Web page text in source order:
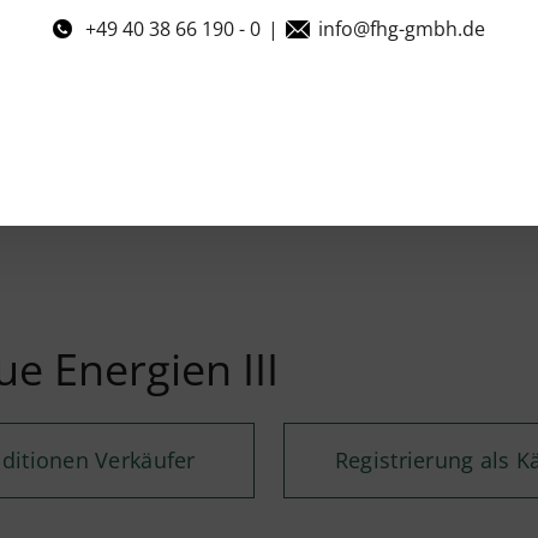
+49 40 38 66 190 - 0 | info@fhg-gmbh.de
Energien III
Verkäufer Registrierung als